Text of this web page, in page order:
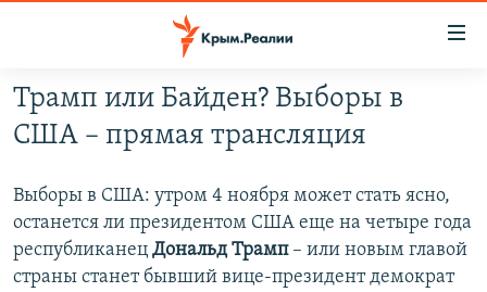
Вернуться
основному
Вернутся
главной
навигации
НОВОСТИ
СПЕЦПРОЕКТЫ
ГРУЗ 200
КАРТА ВОЕННЫХ ОБЪЕКТОВ КРЫМА
11 ЛЕТ ОККУПАЦИИ КРЫМА. 11 ИСТОРИЙ СОПРОТИВЛЕНИЯ
ВОДА
ИСТОРИЯ
ЕЩЕ
Трамп или Байден? Выборы в
США – прямая трансляция
Выборы в США: утром 4 ноября может стать ясно,
останется ли президентом США еще на четыре года
республиканец Дональд Трамп– или новым главой
страны станет бывший вице-президент демократ